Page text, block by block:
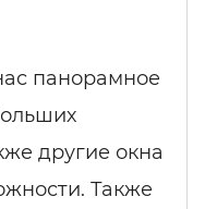
панорамное
другие окна
Также